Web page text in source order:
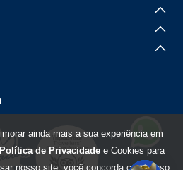
ainda mais a sua experiência em
Política de Privacidade e Cookies para
nosso site, você concorda com o uso